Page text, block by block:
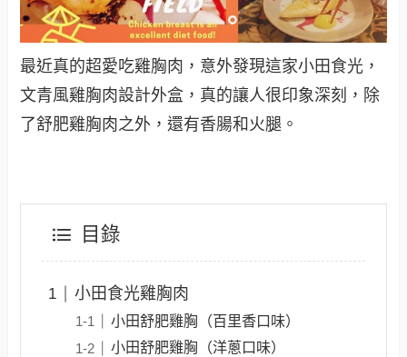
最近真的超愛吃雞胸肉，意外發現這家小田食光，
文青風雞胸肉設計外盒，真的讓人很印象深刻，除
了舒肥雞胸肉之外，還有香腸和火腿。
目錄
小田食光雞胸肉
小田舒肥雞胸（百里香口味）
小田舒肥雞胸（洋蔥口味）